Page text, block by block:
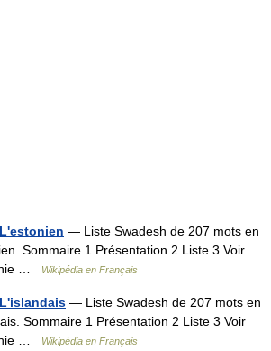
— Liste Swadesh de 207 mots en
Sommaire 1 Présentation 2 Liste 3 Voir
…
Wikipédia en Français
— Liste Swadesh de 207 mots en
Sommaire 1 Présentation 2 Liste 3 Voir
…
Wikipédia en Français